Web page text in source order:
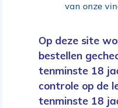
van onze
Op deze site
bestellen
tenminste 18
controle op de
tenminste 18